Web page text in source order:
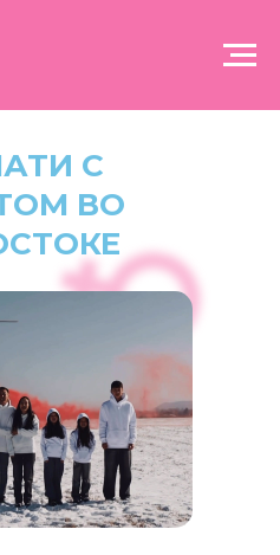
C
ВО